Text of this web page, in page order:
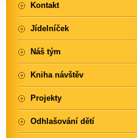
Kontakt
Jídelníček
Náš tým
Kniha návštěv
Projekty
Odhlašování dětí